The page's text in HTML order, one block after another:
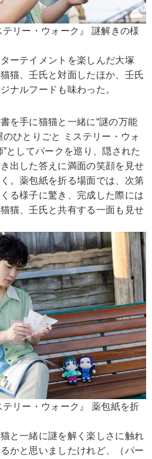
テリー・ウォーク』 謎解きの様
ーテイメントを楽しんだ大塚
猫、壬氏と対面したほか、壬氏
ナルフードも味わった。
を手に猫猫と一緒に“謎の万能
ひとりごと ミステリー・ウォ
としてパークを巡り、隠された
出した答えに満面の笑顔を見せ
。薬包紙を折る場面では、次第
る様子に驚き、完成した際には
猫、壬氏と共有する一面も見せ
テリー・ウォーク』 薬包紙を折
と一緒に謎を解く楽しさに触れ
かと思いましたけれど、（パー